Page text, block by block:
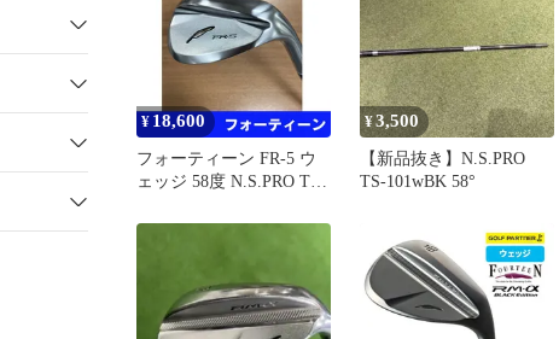
¥ 18,600
フォーティーン FR-5 ウ
ェッジ 58度 N.S.PRO TS-
¥3,500
【新品抜き】N.S.PRO
TS-101wBK 58°